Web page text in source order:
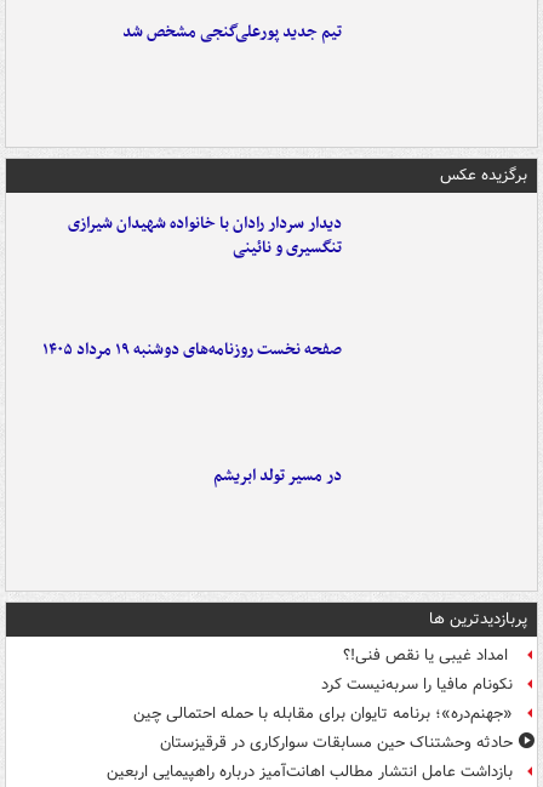
تیم جدید پورعلی‌گنجی مشخص شد
برگزیده عکس
دیدار سردار رادان با خانواده‌ شهیدان شیرازی
تنگسیری و نائینی
صفحه نخست روزنامه‌های دوشنبه ۱۹ مرداد ۱۴۰۵
در مسیر تولد ابریشم
پربازدیدترین ها
امداد غیبی یا نقص فنی!؟
نکونام مافیا را سربه‌نیست کرد
«جهنم‌دره»؛ برنامه تایوان برای مقابله با حمله احتمالی چین
حادثه وحشتناک حین مسابقات سوارکاری در قرقیزستان
بازداشت عامل انتشار مطالب اهانت‌آمیز درباره راهپیمایی اربعین